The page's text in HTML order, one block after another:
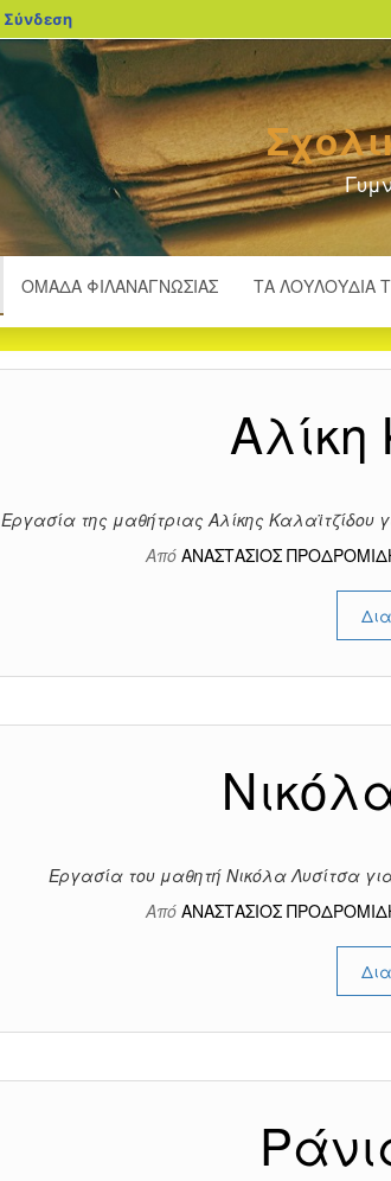
blogs.sch.gr
Σύνδεση
ΟΜΆΔΑ ΦΙΛΑΝΑΓΝΩΣΊΑΣ ΤΑ ΛΟΥΛΟΎΔΙΑ
Αλίκη
Εργασία της μαθήτριας Αλίκης Καλαϊτζίδου
Από ΑΝΑΣΤΑΣΙΟΣ
Εργασία του μαθητή Νικόλα Λυσίτσα
Από ΑΝΑΣΤΑΣΙΟΣ